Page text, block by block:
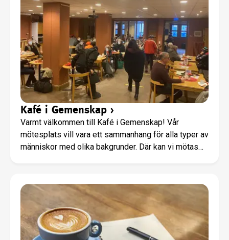
Kafé i Gemenskap ›
Varmt välkommen till Kafé i Gemenskap! Vår
mötesplats vill vara ett sammanhang för alla typer av
människor med olika bakgrunder. Där kan vi mötas
respekt för varandra.Delta gärna i vår samling kl.
10.30 där vi delar sång och Guds ord för vägledning
och styrka i vardagen. Vi har öppet måndag till
fredag kl. 9–12, om inget annat meddelas.